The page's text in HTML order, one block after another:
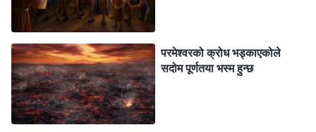
परमेश्‍वरको क्रोध भड्काएकोले
सदोम पूर्णतया भस्‍म हुन्छ